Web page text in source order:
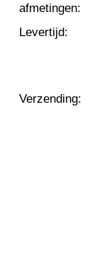
afmetingen:
Levertijd:
Verzending: